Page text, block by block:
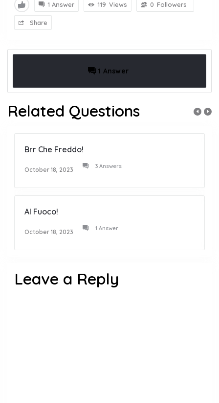
1 Answer 119 Views 0 Followers
Share
1 Answer
Related Questions
Brr Che Freddo!
October 18, 2023 3 Answers
Al Fuoco!
October 18, 2023 1 Answer
Leave a Reply